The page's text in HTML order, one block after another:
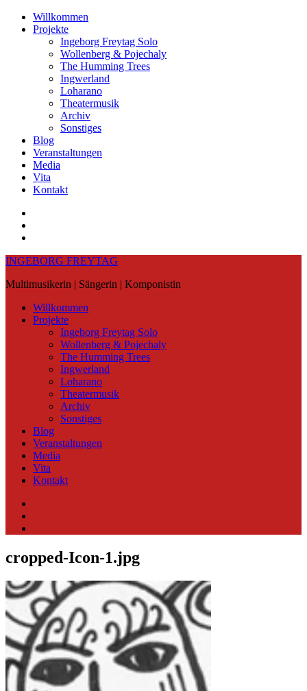
Skip
Willkommen
Projekte
Ingeborg Freytag Solo
Wollenberg & Pojechaly
The Humming Trees
Ingwerland
Loharano
Theatermusik
Archiv
Sonstiges
Blog
Veranstaltungen
Media
Vita
Kontakt
INGEBORG FREYTAG
Multimusikerin | Sängerin | Komponistin
Willkommen
Projekte
Ingeborg Freytag Solo
Wollenberg & Pojechaly
The Humming Trees
Ingwerland
Loharano
Theatermusik
Archiv
Sonstiges
Blog
Veranstaltungen
Media
Vita
Kontakt
cropped-Icon-1.jpg